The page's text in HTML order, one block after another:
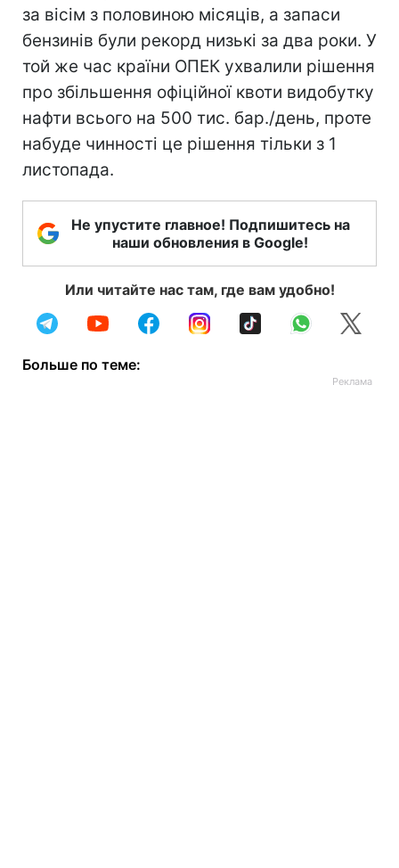
за вісім з половиною місяців, а запаси
бензинів були рекорд низькі за два роки. У
той же час країни ОПЕК ухвалили рішення
про збільшення офіційної квоти видобутку
нафти всього на 500 тис. бар./день, проте
набуде чинності це рішення тільки з 1
листопада.
Не упустите главное! Подпишитесь на
наши обновления в Google!
Или читайте нас там, где вам удобно!
Больше по теме: